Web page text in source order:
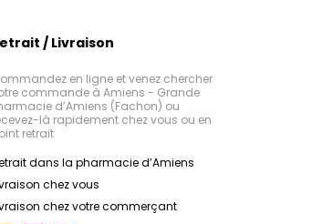
/ Livraison
en ligne et venez chercher
commande à Amiens - Grande
d’Amiens (Fachon) ou
là rapidement chez vous ou en
retrait
dans la pharmacie d’Amiens
chez vous
chez votre commerçant